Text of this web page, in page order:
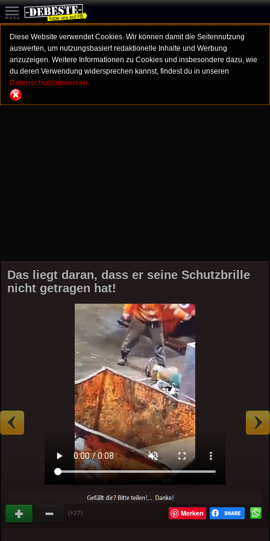
Diese Website verwendet Cookies. Wir können damit die Seitennutzung
auswerten, um nutzungsbasiert redaktionelle Inhalte und Werbung
anzuzeigen. Weitere Informationen zu Cookies und insbesondere dazu, wie
du deren Verwendung widersprechen kannst, findest du in unseren
Datenschutzhinweisen.
Das liegt daran, dass er seine Schutzbrille
nicht getragen hat!
(+27) Merken